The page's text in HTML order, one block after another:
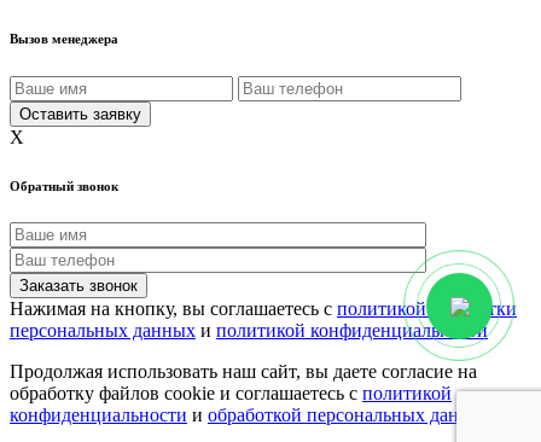
Вызов менеджера
X
Обратный звонок
Нажимая на кнопку, вы соглашаетесь с политикой обработки
персональных данных и политикой конфиденциальности
Продолжая использовать наш сайт, вы даете согласие на
обработку файлов cookie и соглашаетесь с политикой
конфиденциальности и обработкой персональных данных